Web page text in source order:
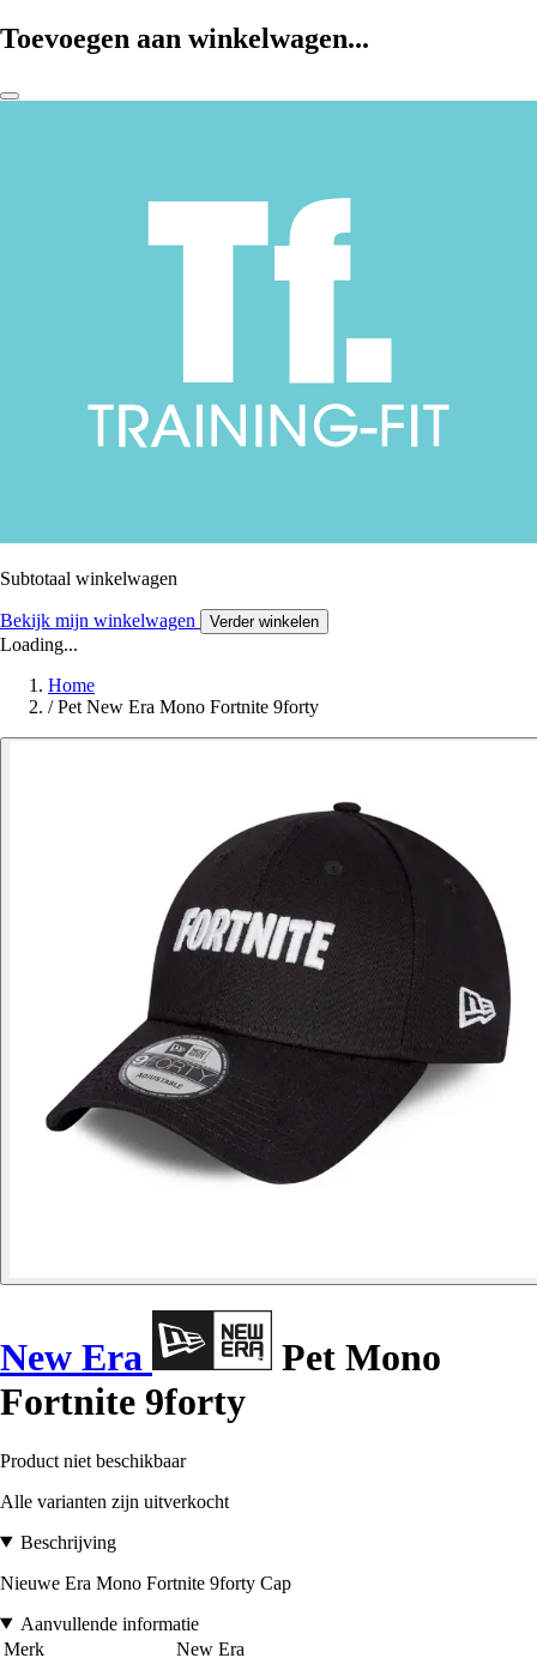
Toevoegen aan winkelwagen...
Subtotaal winkelwagen
Bekijk mijn winkelwagen Verder winkelen
Loading...
Home
/ Pet New Era Mono Fortnite 9forty
New Era
Pet Mono
Fortnite 9forty
Product niet beschikbaar
Alle varianten zijn uitverkocht
Beschrijving
Nieuwe Era Mono Fortnite 9forty Cap
Aanvullende informatie
Merk
New Era